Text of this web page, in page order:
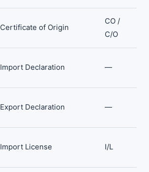
Certificate of Origin
CO /
C/O
Import Declaration —
Export Declaration —
Import License I/L